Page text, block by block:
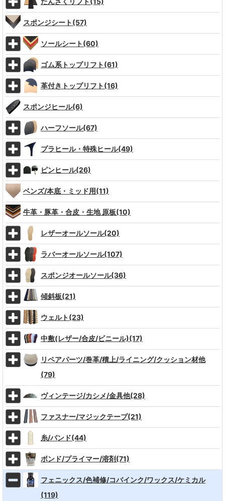
スポンジシート(57)
ソールシート(60)
ゴム系トップリフト(61)
革付きトップリフト(16)
スポンジヒール(6)
ハーフソール(67)
プラヒール・特殊ヒール(49)
ピンヒール(26)
ベンズ/本底・ミッド用(11)
牛革・豚革・合皮・生地 原板(10)
レザーオールソール(20)
ラバーオールソール(107)
スポンジオールソール(36)
傾斜板(21)
ウェルト(23)
中敷(レザー/合皮/ビニール)(17)
リペアパーツ/巻革/積上/ライニング/クッション材他
(79)
ヴィンテージ/カシメ/金具他(28)
ファスナー/マジックテープ(21)
糸/バンド(44)
ボンド/プライマー/溶剤(71)
フェニックス/色補修/コバインク/ワックス/ケミカル
(119)